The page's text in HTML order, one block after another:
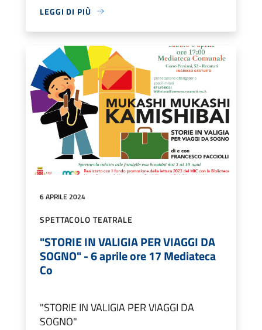
LEGGI DI PIÙ
6 APRILE 2024
SPETTACOLO TEATRALE
"STORIE IN VALIGIA PER VIAGGI DA
SOGNO" - 6 aprile ore 17 Mediateca
Co
"STORIE IN VALIGIA PER VIAGGI DA
SOGNO"